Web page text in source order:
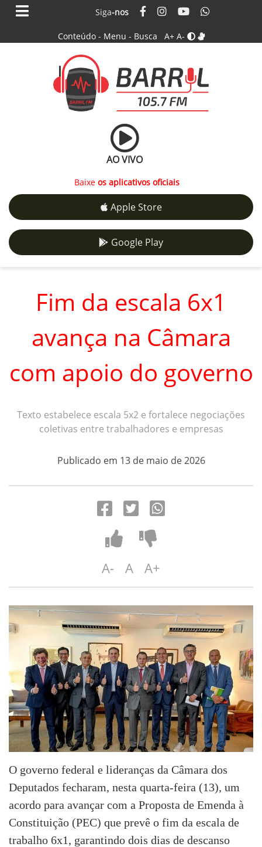
Siga-nos
Conteúdo - Menu - Busca A+ A-
AO VIVO
Baixe os aplicativos oficiais
Apple Store
Google Play
Fim da escala 6x1
avança na Câmara
com apoio do governo
Texto estabelece escala 5x2 e fortalece negociações
coletivas entre trabalhadores e empresas
Publicado em 13 de maio de 2026
A- A A+
O governo federal e lideranças da Câmara dos
Deputados fecharam, nesta quarta-feira (13), um
acordo para avançar com a Proposta de Emenda à
Constituição (PEC) que prevê o fim da escala de
trabalho 6x1, garantindo dois dias de descanso